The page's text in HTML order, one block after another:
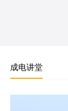
成电讲堂